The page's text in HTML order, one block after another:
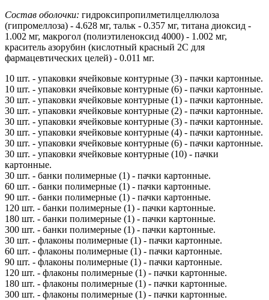
Состав оболочки: гидроксипропилметилцеллюлоза
(гипромеллоза) - 4.628 мг, тальк - 0.357 мг, титана диоксид -
1.002 мг, макрогол (полиэтиленоксид 4000) - 1.002 мг,
краситель азорубин (кислотный красный 2С для
фармацевтических целей) - 0.011 мг.
10 шт. - упаковки ячейковые контурные (3) - пачки картонные.
10 шт. - упаковки ячейковые контурные (6) - пачки картонные.
30 шт. - упаковки ячейковые контурные (1) - пачки картонные.
30 шт. - упаковки ячейковые контурные (2) - пачки картонные.
30 шт. - упаковки ячейковые контурные (3) - пачки картонные.
30 шт. - упаковки ячейковые контурные (4) - пачки картонные.
30 шт. - упаковки ячейковые контурные (6) - пачки картонные.
30 шт. - упаковки ячейковые контурные (10) - пачки
картонные.
30 шт. - банки полимерные (1) - пачки картонные.
60 шт. - банки полимерные (1) - пачки картонные.
90 шт. - банки полимерные (1) - пачки картонные.
120 шт. - банки полимерные (1) - пачки картонные.
180 шт. - банки полимерные (1) - пачки картонные.
300 шт. - банки полимерные (1) - пачки картонные.
30 шт. - флаконы полимерные (1) - пачки картонные.
60 шт. - флаконы полимерные (1) - пачки картонные.
90 шт. - флаконы полимерные (1) - пачки картонные.
120 шт. - флаконы полимерные (1) - пачки картонные.
180 шт. - флаконы полимерные (1) - пачки картонные.
300 шт. - флаконы полимерные (1) - пачки картонные.